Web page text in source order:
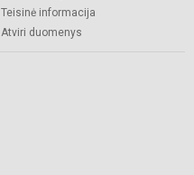
Teisinė informacija
Atviri duomenys